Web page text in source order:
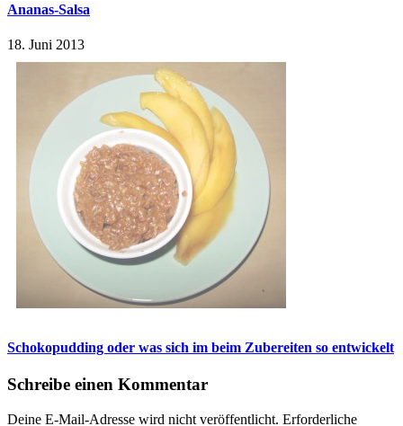
Ananas-Salsa
18. Juni 2013
Schokopudding oder was sich im beim Zubereiten so entwickelt
Schreibe einen Kommentar
Deine E-Mail-Adresse wird nicht veröffentlicht. Erforderliche